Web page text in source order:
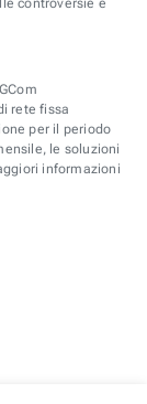
controversie è
rete fissa
per il periodo
le soluzioni
informazioni